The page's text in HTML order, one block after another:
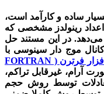
ساده و کارآمد است،
اعداد رینولدز مشخصی که
می‌دهد. در این مستند حل
موج دار سینوسی با
نرم افزار فرترن ( FORTRAN
آرام، غیرقابل تراکم،
توسط روش حجم